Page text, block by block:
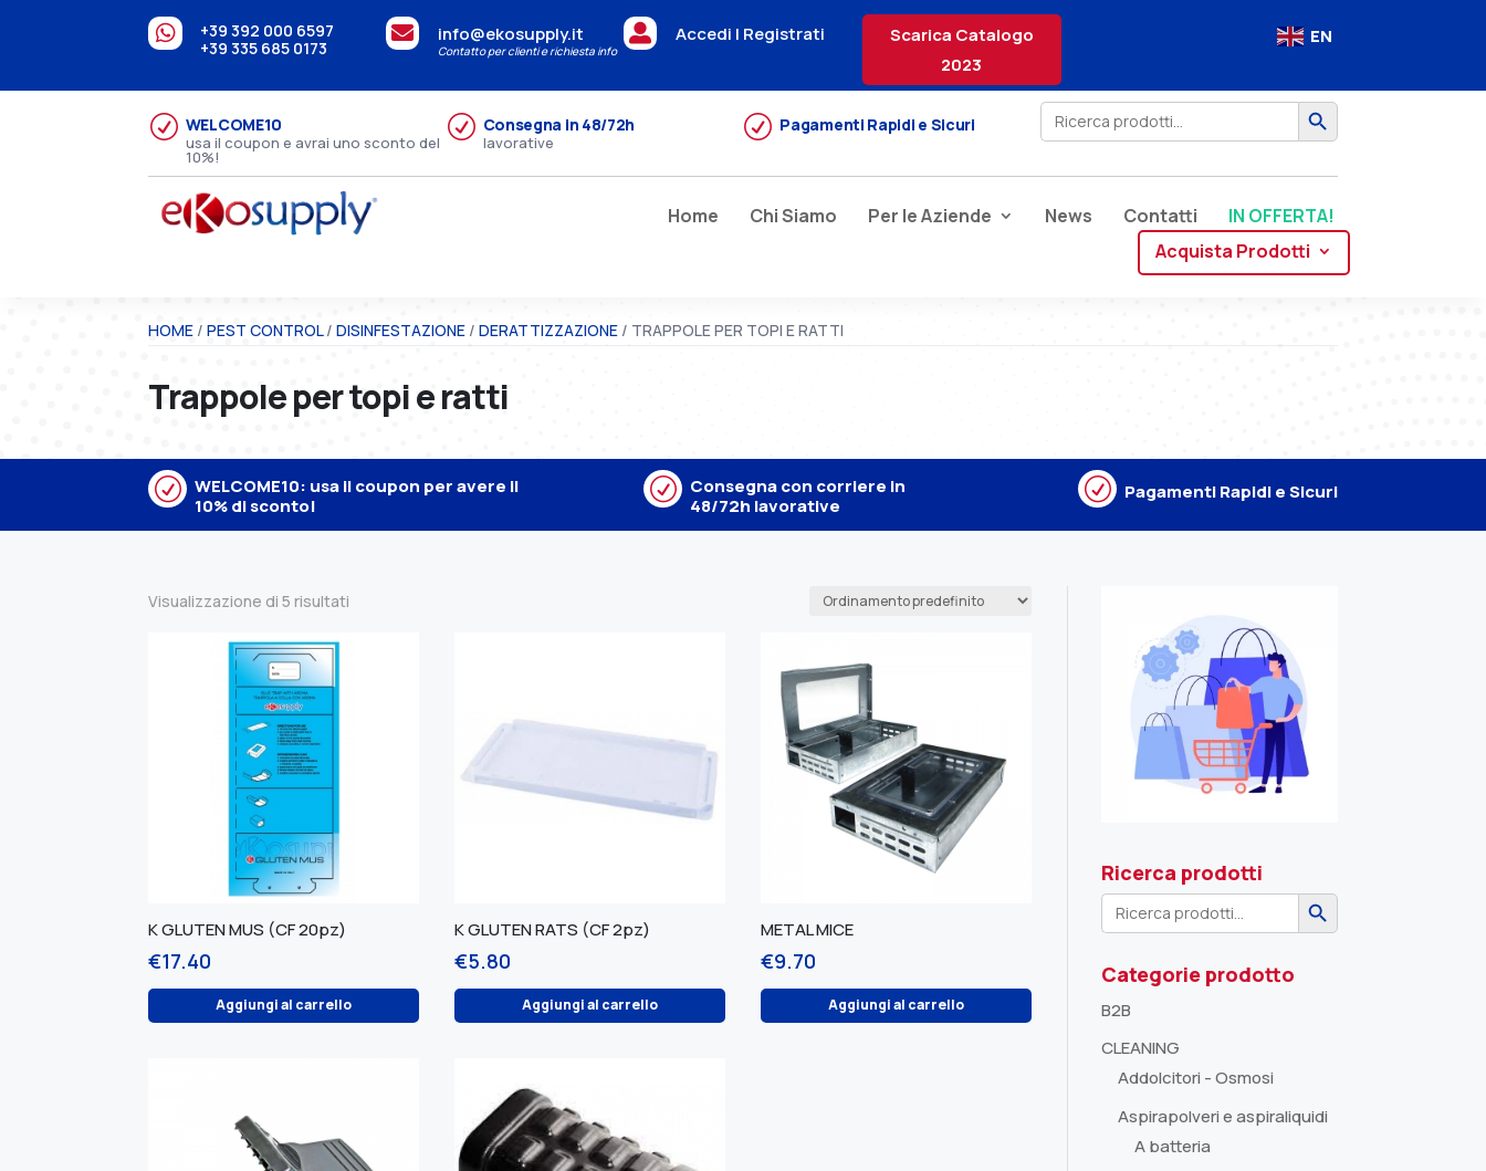

+39 392 000 6597
+39 335 685 0173
 info@ekosupply.it
Contatto per clienti e richiesta info
 Accedi | Registrati
Scarica Catalogo
2023
EN
R WELCOME10
usa il coupon e avrai uno sconto del
10%!
R Consegna in 48/72h
lavorative
R Pagamenti Rapidi e Sicuri
Search
for:
Search Button
Home Chi Siamo Per le Aziende News Contatti
IN OFFERTA!
Acquista Prodotti
HOME /PEST CONTROL/DISINFESTAZIONE /DERATTIZZAZIONE / TRAPPOLE PER TOPI E RATTI
Trappole per topi e ratti
R WELCOME10: usa il coupon per avere il
10% di sconto!
R
Consegna con corriere in
48/72h lavorative
R Pagamenti Rapidi e Sicuri
Visualizzazione di 5 risultati
K GLUTEN MUS (CF 20pz)
€17.40
Aggiungi al carrello
K GLUTEN RATS (CF 2pz)
€5.80
Aggiungi al carrello
METAL MICE
€9.70
Aggiungi al carrello
Ricerca prodotti
Search
for:
Search Button
Categorie prodotto
B2B
CLEANING
Addolcitori - Osmosi
Aspirapolveri e aspiraliquidi
A batteria